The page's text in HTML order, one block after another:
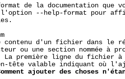
de la documentation que
--help-format pour
contenu d'un fichier dans le
ou une section nommée à
La première ligne du fichier
tête valable indiquant où
ajouter des choses